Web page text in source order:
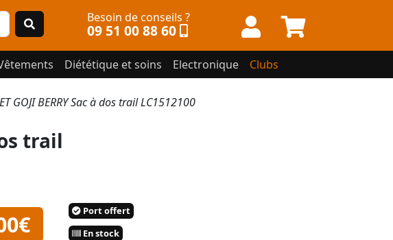
Besoin de conseils ?
09 51 00 88 60
Diététique et soins Electronique Clubs
GOJI BERRY Sac à dos trail LC1512100
trail
Port offert
En stock